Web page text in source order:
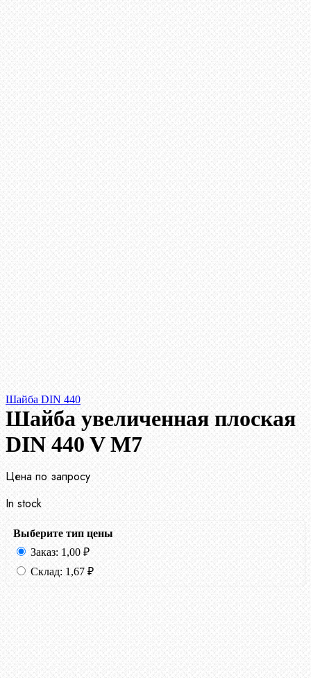
Шайба DIN 440
Шайба увеличенная плоская
DIN 440 V М7
Цена по запросу
In stock
Выберите тип цены
Заказ: 1,00 ₽
Склад: 1,67 ₽